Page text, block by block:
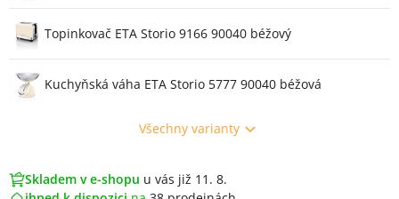
Topinkovač ETA Storio 9166 90040 béžový
Kuchyňská váha ETA Storio 5777 90040 béžová
Všechny varianty
Skladem v e-shopu u vás již 11. 8.